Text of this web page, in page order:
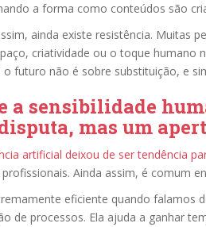
a forma como conteúdos são
ainda existe resistência. Muitas
criatividade ou o toque humano
o futuro não é sobre substituição, e
a sensibilidade
mas um
artificial deixou de ser tendência
Ainda assim, é comum
eficiente quando falamos
de processos. Ela ajuda a ganhar